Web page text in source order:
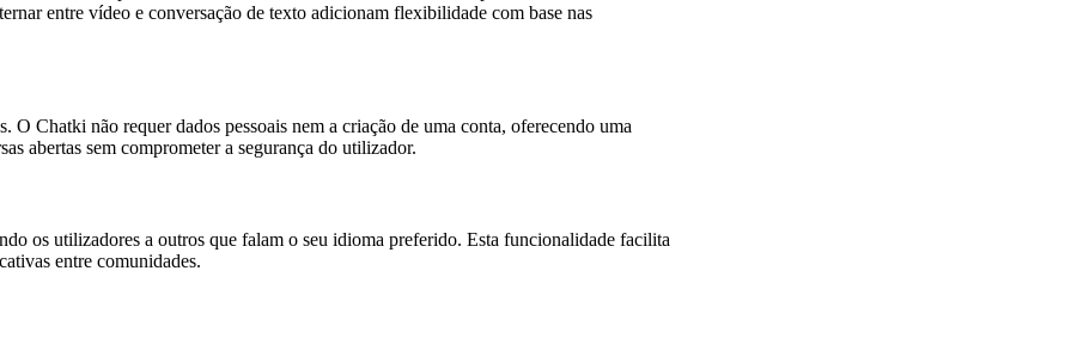
entre vídeo e conversação de texto adicionam flexibilidade com base nas
Chatki não requer dados pessoais nem a criação de uma conta, oferecendo uma
abertas sem comprometer a segurança do utilizador.
os utilizadores a outros que falam o seu idioma preferido. Esta funcionalidade facilita
entre comunidades.